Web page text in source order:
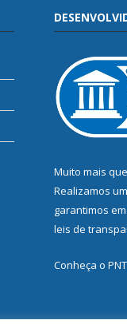
Muito mais que
Realizamos
garantimos
leis de
Conheça o